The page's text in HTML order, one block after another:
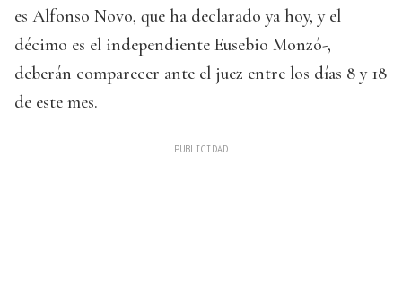
es Alfonso Novo, que ha declarado ya hoy, y el
décimo es el independiente Eusebio Monzó-,
deberán comparecer ante el juez entre los días 8 y 18
de este mes.